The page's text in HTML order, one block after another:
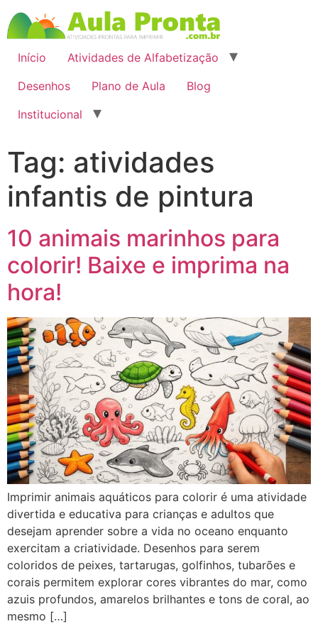
Início
Atividades de Alfabetização
Desenhos
Plano de Aula
Blog
Institucional
Tag: atividades
infantis de pintura
10 animais marinhos para
colorir! Baixe e imprima na
hora!
Imprimir animais aquáticos para colorir é uma atividade
divertida e educativa para crianças e adultos que
desejam aprender sobre a vida no oceano enquanto
exercitam a criatividade. Desenhos para serem
coloridos de peixes, tartarugas, golfinhos, tubarões e
corais permitem explorar cores vibrantes do mar, como
azuis profundos, amarelos brilhantes e tons de coral, ao
mesmo […]